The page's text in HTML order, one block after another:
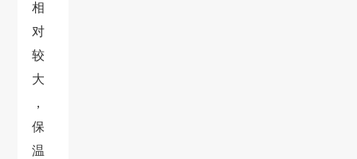
相
对
较
大
，
保
温